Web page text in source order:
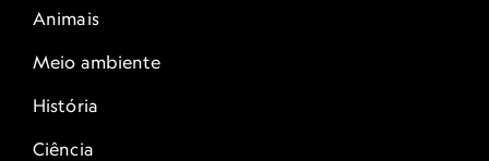
Animais
Meio ambiente
História
Ciência